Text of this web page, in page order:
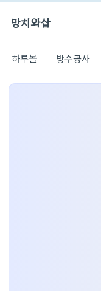
망치와삽
하루몰 방수공사